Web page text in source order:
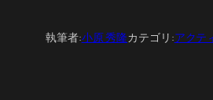
執筆者:小原 秀隆カテゴリ:アクテ